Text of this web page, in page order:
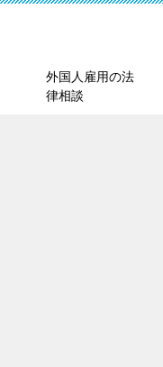
外国人雇用の法
律相談